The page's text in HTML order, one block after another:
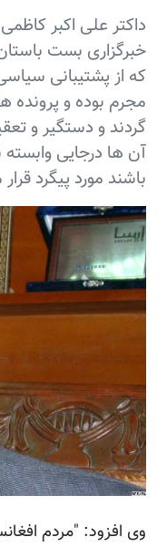
داکتر علی اکبر
خبرگزاری بست
که از پشتیبانی
مجرم بوده و پرونده
گردند و دستگیر و
آن ها درجایی وابسته
باشند مورد پیگرد
وی افزود: "مردم